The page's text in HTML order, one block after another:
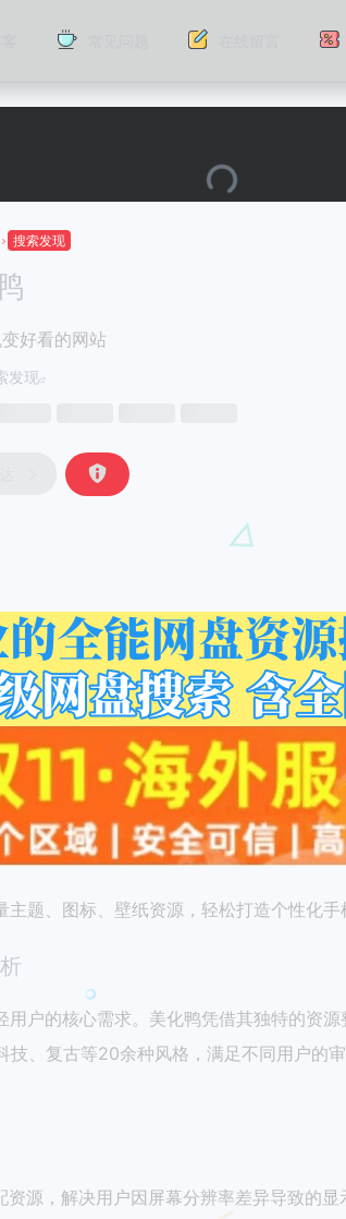
搜索发现
好看的网站
发现
题、图标、壁纸资源，轻松打造个性化手
户的核心需求。美化鸭凭借其独特的资
、复古等20余种风格，满足不同用户的
资源，解决用户因屏幕分辨率差异导致的